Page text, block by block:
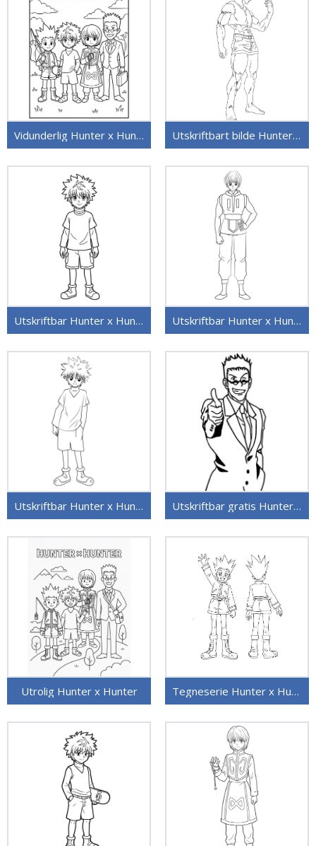
Vidunderlig Hunter x Hunter Utskriftbart bilde Hunter x Hunter
Utskriftbar Hunter x Hunter Utskriftbar Hunter x Hunter uten kostnad
Utskriftbar Hunter x Hunter for barn Utskriftbar gratis Hunter x Hunter
Utrolig Hunter x Hunter Tegneserie Hunter x Hunter